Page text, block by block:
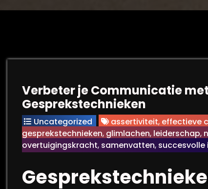
Verbeter je Communicatie
Gesprekstechnieken
Uncategorized assertiviteit, effectieve
gesprekstechnieken, glimlachen, leiderschap,
overtuigingskracht, samenvatten,